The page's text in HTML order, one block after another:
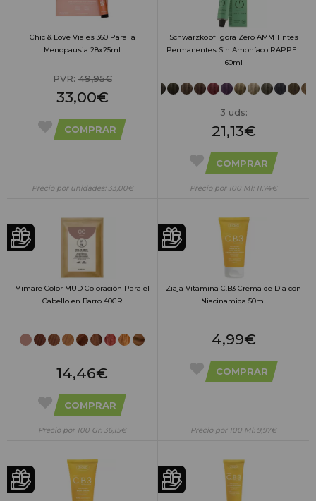
Chic & Love Viales 360 Para la
Menopausia 28x25ml
PVR:49,95€
33,00€
COMPRAR
Precio por unidades: 33,00€
Schwarzkopf Igora Zero AMM Tintes
Permanentes Sin Amoníaco RAPPEL
60ml
3 uds:
21,13€
COMPRAR
Precio por 100 Ml: 11,74€
Mimare Color MUD Coloración Para el
Cabello en Barro 40GR
14,46€
COMPRAR
Precio por 100 Gr: 36,15€
Ziaja Vitamina C.B3 Crema de Día con
Niacinamida 50ml
4,99€
COMPRAR
Precio por 100 Ml: 9,97€